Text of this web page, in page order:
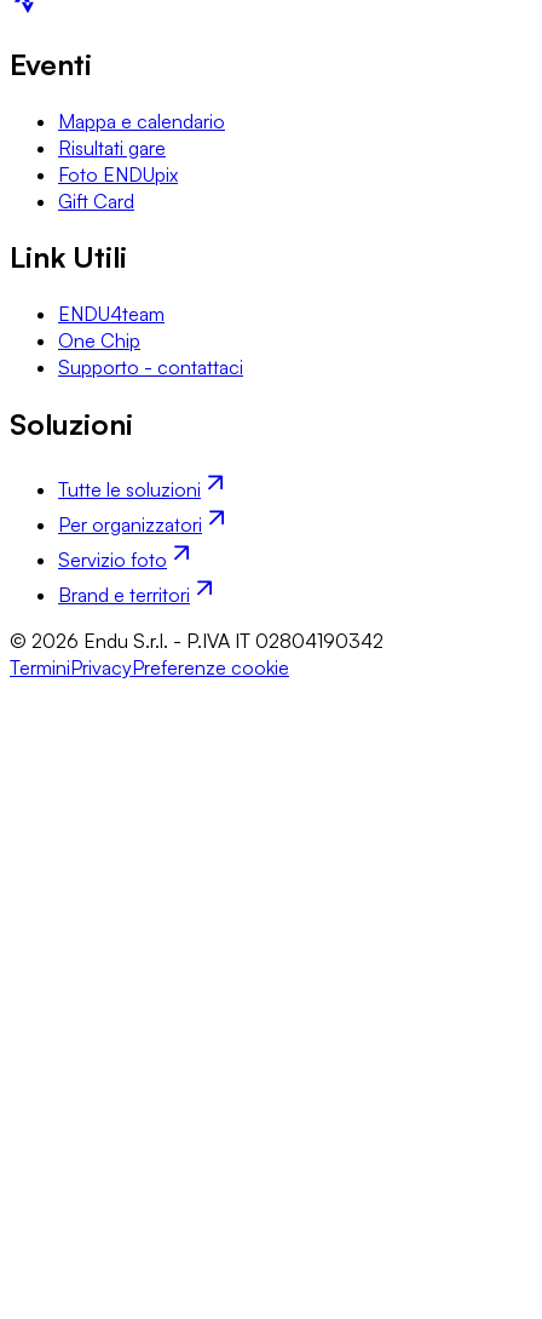
Eventi
Mappa e calendario
Risultati gare
Foto ENDUpix
Gift Card
Link Utili
ENDU4team
One Chip
Supporto - contattaci
Soluzioni
Tutte le soluzioni
Per organizzatori
Servizio foto
Brand e territori
© 2026 Endu S.r.l. - P.IVA IT 02804190342
TerminiPrivacyPreferenze cookie